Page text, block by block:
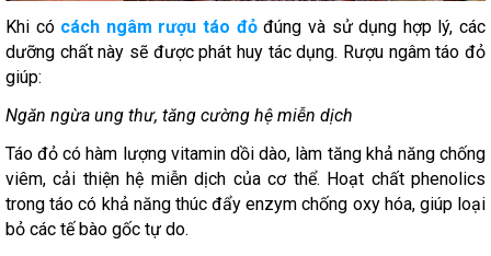
Khi có cách ngâm rượu táo đỏđúng và sử dụng hợp lý, các
dưỡng chất này sẽ được phát huy tác dụng. Rượu ngâm táo đỏ
giúp:
Ngăn ngừa ung thư, tăng cường hệ miễn dịch
Táo đỏ có hàm lượng vitamin dồi dào, làm tăng khả năng chống
viêm, cải thiện hệ miễn dịch của cơ thể. Hoạt chất phenolics
trong táo có khả năng thúc đẩy enzym chống oxy hóa, giúp loại
bỏ các tế bào gốc tự do.